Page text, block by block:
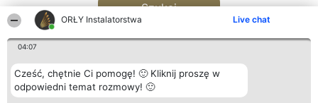
ORŁY Instalatorstwa Live chat
04:07
Cześć, chętnie Ci pomogę! 🙂 Kliknij proszę w
odpowiedni temat rozmowy! 🙂
Szukaj